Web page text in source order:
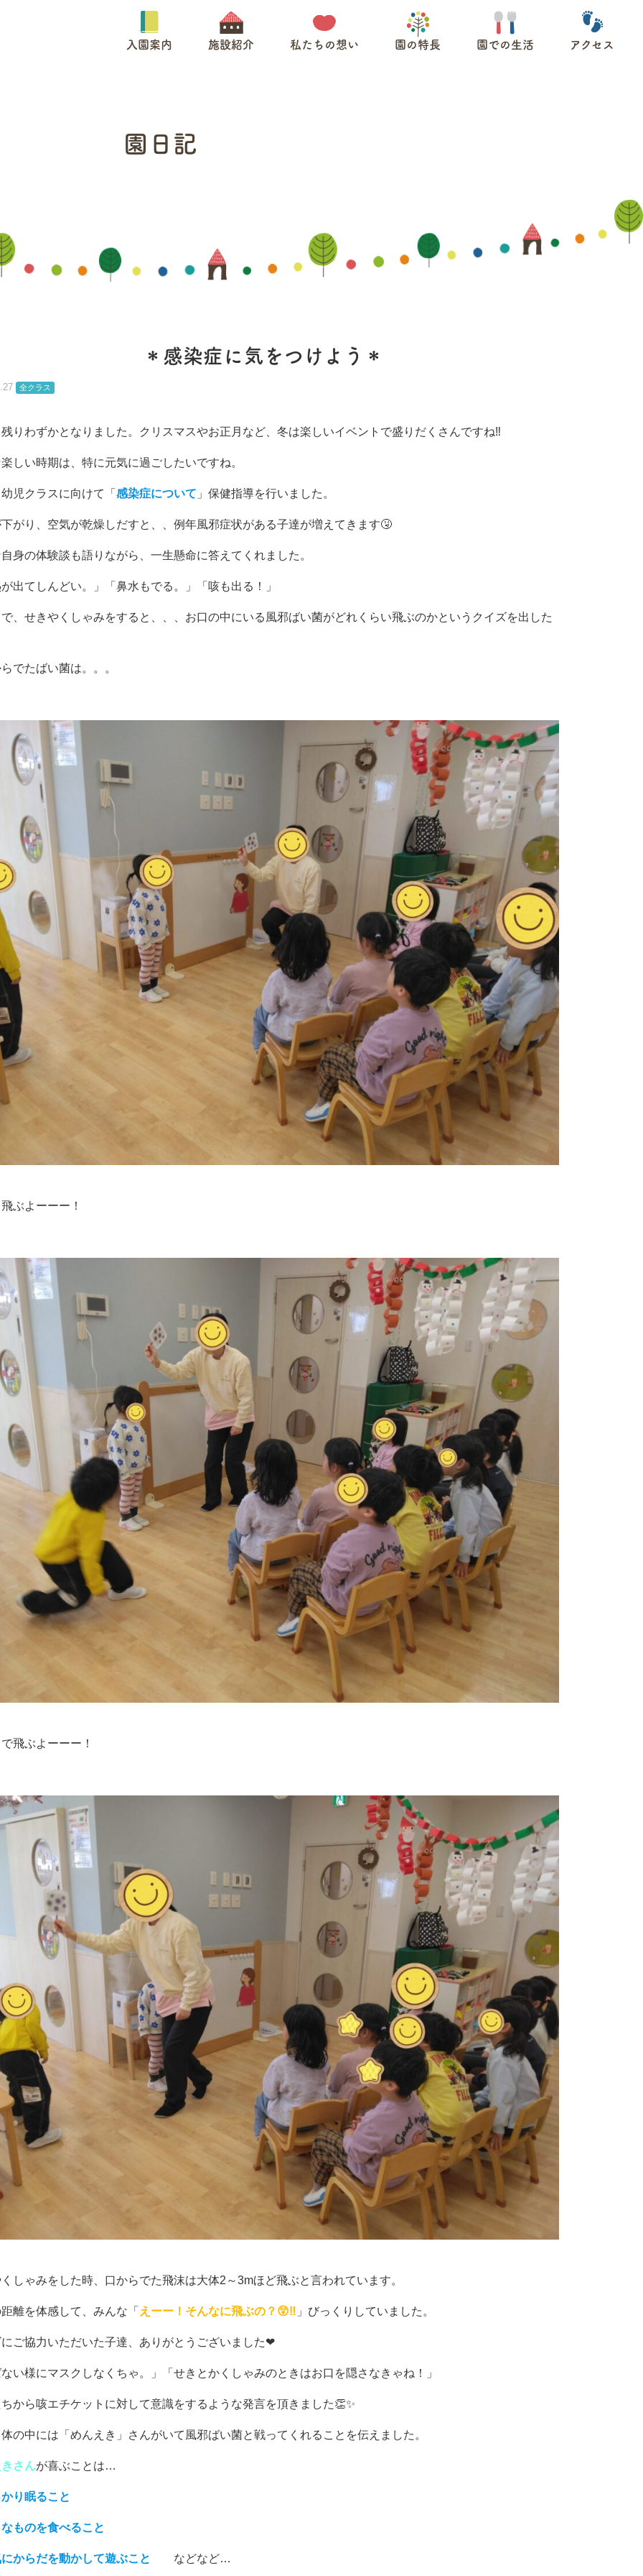
入園案内 施設紹介 私たちの想い 園の特長 園での生活 アクセス
園日記
＊感染症に気をつけよう＊
全クラス
りわずかとなりました。クリスマスやお正月など、冬は楽しいイベントで盛りだくさんですね‼
しい時期は、特に元気に過ごしたいですね。
児クラスに向けて「 感染症について 」保健指導を行いました。
がり、空気が乾燥しだすと、、例年風邪症状がある子達が増えてきます🤧
身の体験談も語りながら、一生懸命に答えてくれました。
出てしんどい。」「鼻水もでる。」「咳も出る！」
、せきやくしゃみをすると、、、お口の中にいる風邪ばい菌がどれくらい飛ぶのかというクイズを出した
でたばい菌は。。。
ぶよーーー！
飛ぶよーーー！
しゃみをした時、口からでた飛沫は大体2～3mほど飛ぶと言われています。
離を体感して、みんな「 えーー！そんなに飛ぶの？😲‼ 」びっくりしていました。
ご協力いただいた子達、ありがとうございました❤
い様にマスクしなくちゃ。」「せきとかくしゃみのときはお口を隠さなきゃね！」
から咳エチケットに対して意識をするような発言を頂きました👏✨
の中には「めんえき」さんがいて風邪ばい菌と戦ってくれることを伝えました。
さんが喜ぶことは…
り眠ること
ものを食べること
からだを動かして遊ぶこと などなど…